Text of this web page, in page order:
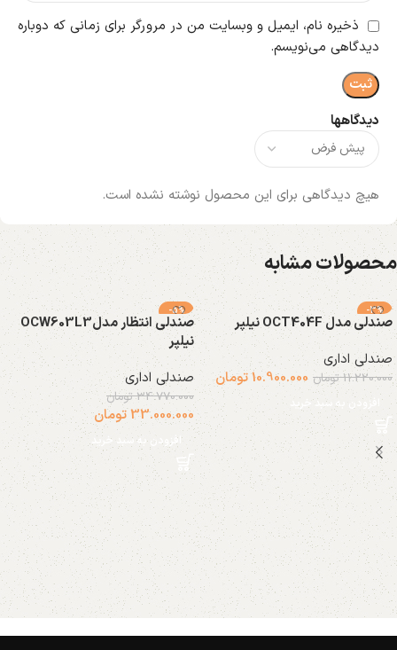
دیدگاهها
هیچ دیدگاهی برای این محصول نوشته نشده است.
ذخیره نام، ایمیل و وبسایت من در مرورگر برای زمانی که دوباره
دیدگاهی می‌نویسم.
محصولات مشابه
-3%
صندلی مدل OCT404F نیلپر
صندلی اداری
11.220.000تومان 10.900.000تومان
افزودن به سبد خرید
-5%
صندلی انتظار مدلOCW603L3
نیلپر
صندلی اداری
34.770.000تومان
33.000.000تومان
افزودن به سبد خرید